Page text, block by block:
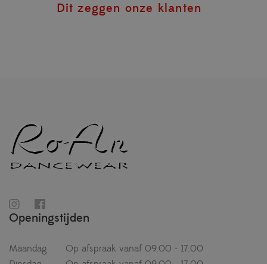
Dit zeggen onze klanten
Openingstijden
Maandag
Op afspraak vanaf 09.00 - 17.00